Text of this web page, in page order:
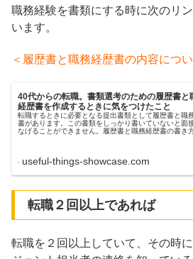
職務経験を書類にする時に次のリ
います。
＜履歴書と職務経歴書の内容につ
40代からの転職。書類選考のための履歴書と
経歴書を作成するときに気をつけたこと
転職するときに必要となる提出書類として履歴書と職
書があります。この書類をしっかり書いていないと面
なげることができません。履歴書と職務経歴書の書き方
useful-things-showcase.com
転職２回以上であれば
転職を２回以上していて、その時